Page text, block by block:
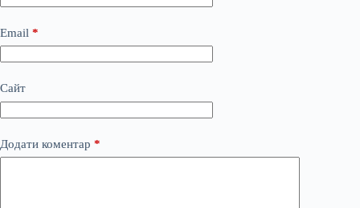
Email *
Сайт
Додати коментар *